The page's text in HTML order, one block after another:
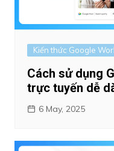
Kiến thức Google
Cách sử dụng
trực tuyến dễ
6 May, 2025